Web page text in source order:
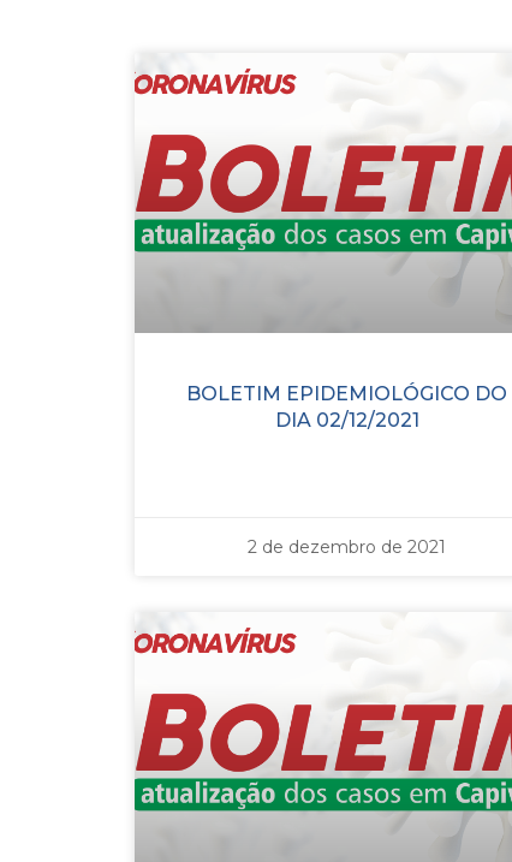
BOLETIM EPIDEMIOLÓGICO DO
DIA 02/12/2021
2 de dezembro de 2021